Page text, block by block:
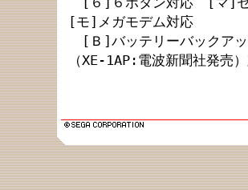
[モ]メガモデム対応
[Ｂ]バッテリーバックア
（XE-1AP:電波新聞社発売